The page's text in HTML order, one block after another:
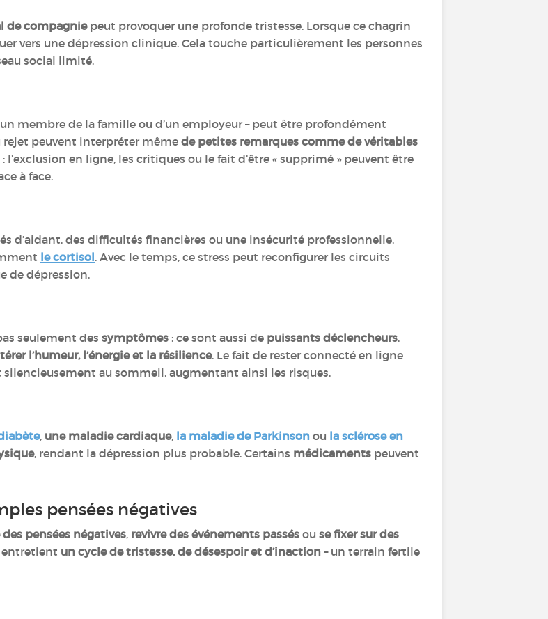
de compagniepeut provoquer une profonde tristesse. Lorsque ce chagrin
vers une dépression clinique. Cela touche particulièrement les personnes
social limité.
membre de la famille ou d’un employeur – peut être profondément
rejet peuvent interpréter même de petites remarques comme de véritables
l’exclusion en ligne, les critiques ou le fait d’être « supprimé » peuvent être
à face.
d’aidant, des difficultés financières ou une insécurité professionnelle,
le cortisol. Avec le temps, ce stress peut reconfigurer les circuits
de dépression.
seulement des symptômes : ce sont aussi de puissants déclencheurs.
l’humeur, l’énergie et la résilience. Le fait de rester connecté en ligne
au sommeil, augmentant ainsi les risques.
, une maladie cardiaque, la maladie de Parkinson ou la sclérose en
, rendant la dépression plus probable. Certains médicaments peuvent
pensées négatives
des pensées négatives, revivre des événements passés ou se fixer sur des
entretient un cycle de tristesse, de désespoir et d’inaction – un terrain fertile